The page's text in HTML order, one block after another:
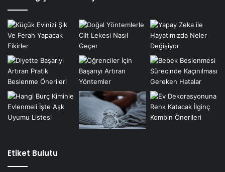
Etiket Bulutu